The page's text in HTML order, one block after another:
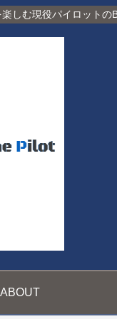
しむ現役パイロットの
ABOUT